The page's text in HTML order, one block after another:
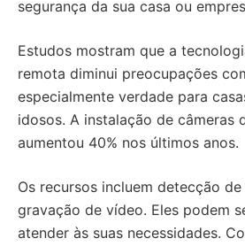
segurança da sua casa ou
Estudos mostram que a
remota diminui preocupações
especialmente verdade para
idosos. A instalação de câmeras
aumentou 40% nos últimos anos.
Os recursos incluem detecção
gravação de vídeo. Eles podem
atender às suas necessidades.